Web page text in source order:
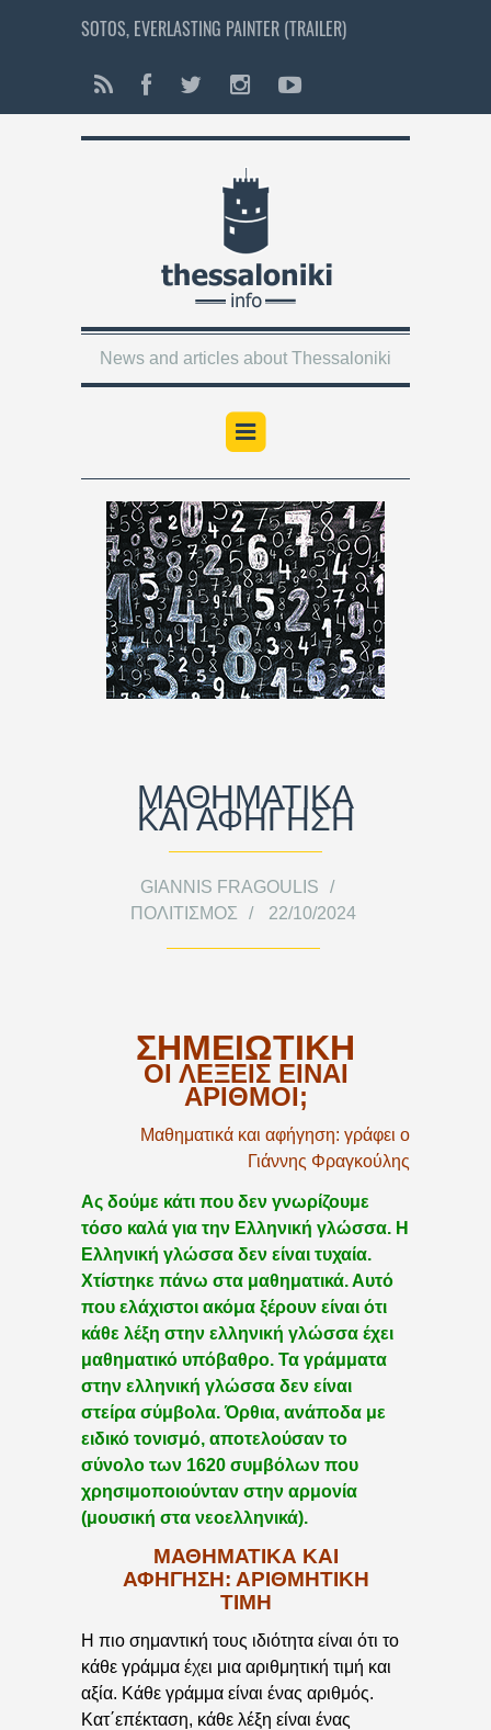
SOTOS, EVERLASTING PAINTER (TRAILER)
News and articles about Thessaloniki
ΜΑΘΗΜΑΤΙΚΑ
ΚΑΙ ΑΦΗΓΗΣΗ
GIANNIS FRAGOULIS
ΠΟΛΙΤΙΣΜΌΣ
22/10/2024
ΣΗΜΕΙΩΤΙΚΗ
ΟΙ ΛΕΞΕΙΣ ΕΙΝΑΙ
ΑΡΙΘΜΟΙ;
Μαθηματικά και αφήγηση: γράφει ο
Γιάννης Φραγκούλης
Ας δούμε κάτι που δεν γνωρίζουμε
τόσο καλά για την Ελληνική γλώσσα. Η
Ελληνική γλώσσα δεν είναι τυχαία.
Χτίστηκε πάνω στα μαθηματικά. Αυτό
που ελάχιστοι ακόμα ξέρουν είναι ότι
κάθε λέξη στην ελληνική γλώσσα έχει
μαθηματικό υπόβαθρο. Τα γράμματα
στην ελληνική γλώσσα δεν είναι
στείρα σύμβολα. Όρθια, ανάποδα με
ειδικό τονισμό, αποτελούσαν το
σύνολο των 1620 συμβόλων που
χρησιμοποιούνταν στην αρμονία
(μουσική στα νεοελληνικά).
ΜΑΘΗΜΑΤΙΚΆ ΚΑΙ
ΑΦΉΓΗΣΗ: ΑΡΙΘΜΗΤΙΚΉ
ΤΙΜΉ
Η πιο σημαντική τους ιδιότητα είναι ότι το
κάθε γράμμα έχει μια αριθμητική τιμή και
αξία. Κάθε γράμμα είναι ένας αριθμός.
Κατ΄επέκταση, κάθε λέξη είναι ένας